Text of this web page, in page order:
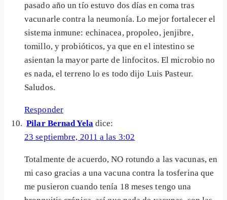
pasado año un tío estuvo dos días en coma tras
vacunarle contra la neumonía. Lo mejor fortalecer el
sistema inmune: echinacea, propoleo, jenjibre,
tomillo, y probióticos, ya que en el intestino se
asientan la mayor parte de linfocitos. El microbio no
es nada, el terreno lo es todo dijo Luis Pasteur.
Saludos.
Responder
Pilar Bernad Yela dice:
23 septiembre, 2011 a las 3:02
Totalmente de acuerdo, NO rotundo a las vacunas, en
mi caso gracias a una vacuna contra la tosferina que
me pusieron cuando tenía 18 meses tengo una